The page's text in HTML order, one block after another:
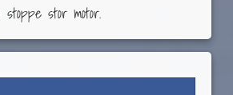
stor motor.